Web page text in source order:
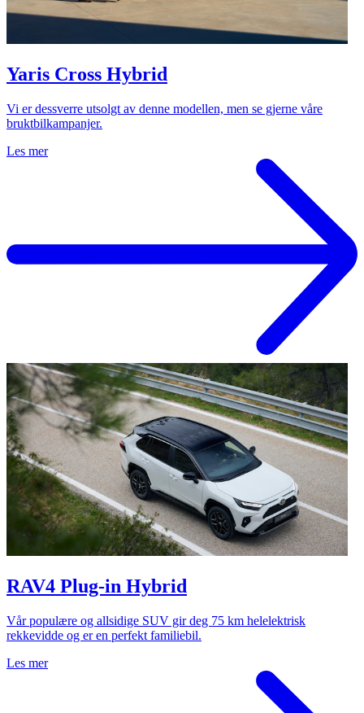
Yaris Cross Hybrid
Vi er dessverre utsolgt av denne modellen, men se gjerne våre
bruktbilkampanjer.
Les mer
RAV4 Plug-in Hybrid
Vår populære og allsidige SUV gir deg 75 km helelektrisk
rekkevidde og er en perfekt familiebil.
Les mer